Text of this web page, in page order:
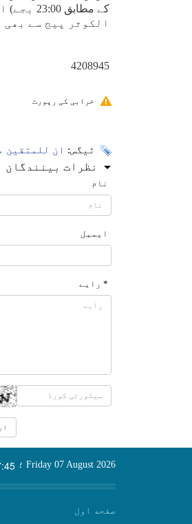
کے
الکوثر پیج سے بھی
4208945
خرابی کی رپورٹ
ٹیگس: ان للمتقین
نظرات بینندگان
نام
ایمیل
* رایے
Friday 07 August 2026 ؛
صفحه اول